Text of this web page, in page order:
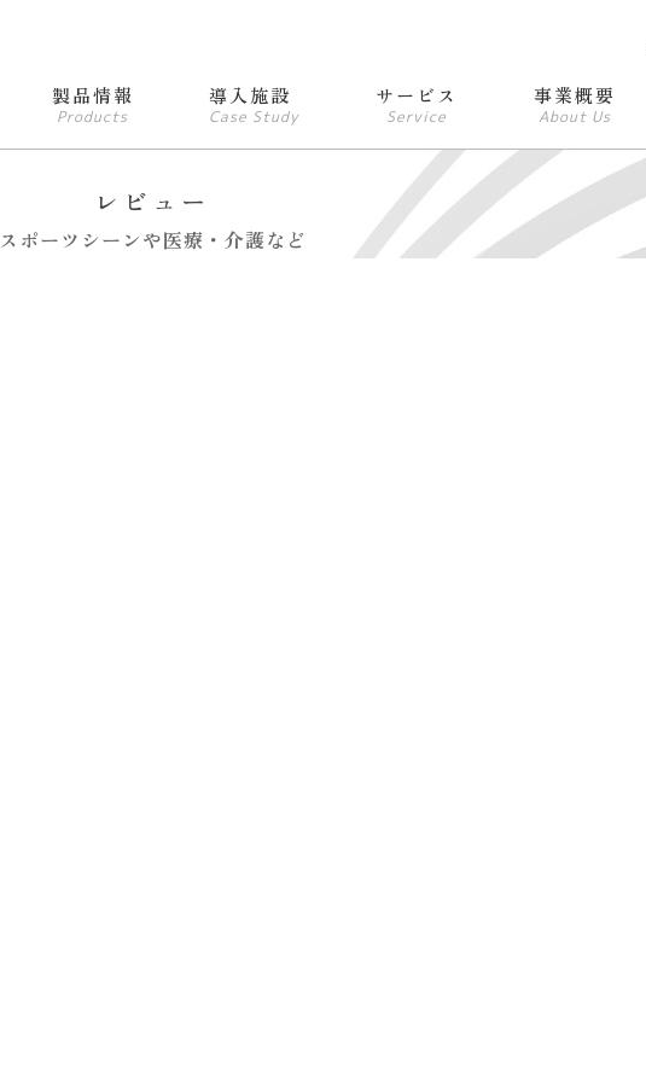
製品情報
Products
導入施設
Case Study
サービス
Service
事業概要
About Us
レビュー
スポーツシーンや医療・介護など